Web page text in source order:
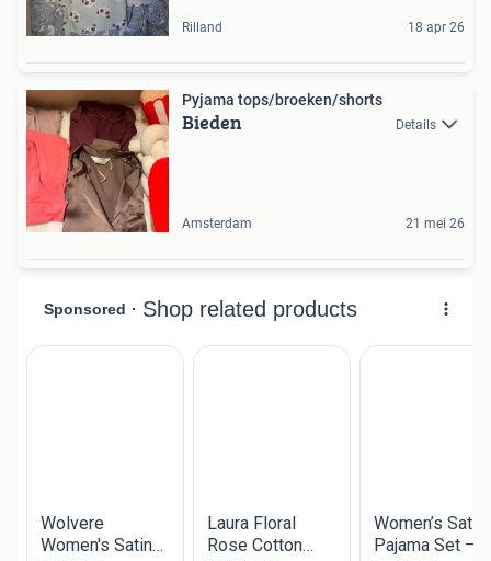
Rilland 18 apr 26
Pyjama tops/broeken/shorts
Bieden Details
Amsterdam 21 mei 26